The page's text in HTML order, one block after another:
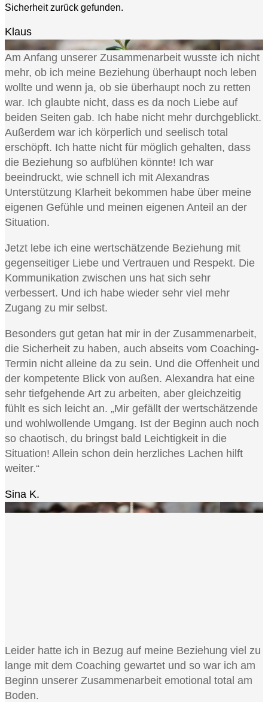
Sicherheit zurück gefunden.
Klaus
Am Anfang unserer Zusammenarbeit wusste ich nicht
mehr, ob ich meine Beziehung überhaupt noch leben
wollte und wenn ja, ob sie überhaupt noch zu retten
war. Ich glaubte nicht, dass es da noch Liebe auf
beiden Seiten gab. Ich habe nicht mehr durchgeblickt.
Außerdem war ich körperlich und seelisch total
erschöpft. Ich hatte nicht für möglich gehalten, dass
die Beziehung so aufblühen könnte! Ich war
beeindruckt, wie schnell ich mit Alexandras
Unterstützung Klarheit bekommen habe über meine
eigenen Gefühle und meinen eigenen Anteil an der
Situation.
Jetzt lebe ich eine wertschätzende Beziehung mit
gegenseitiger Liebe und Vertrauen und Respekt. Die
Kommunikation zwischen uns hat sich sehr
verbessert. Und ich habe wieder sehr viel mehr
Zugang zu mir selbst.
Besonders gut getan hat mir in der Zusammenarbeit,
die Sicherheit zu haben, auch abseits vom Coaching-
Termin nicht alleine da zu sein. Und die Offenheit und
der kompetente Blick von außen. Alexandra hat eine
sehr tiefgehende Art zu arbeiten, aber gleichzeitig
fühlt es sich leicht an. „Mir gefällt der wertschätzende
und wohlwollende Umgang. Ist der Beginn auch noch
so chaotisch, du bringst bald Leichtigkeit in die
Situation! Allein schon dein herzliches Lachen hilft
weiter.“
Sina K.
Leider hatte ich in Bezug auf meine Beziehung viel zu
lange mit dem Coaching gewartet und so war ich am
Beginn unserer Zusammenarbeit emotional total am
Boden.